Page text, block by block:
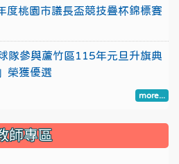
桃園市議長盃競技疊杯錦標賽
隊參與蘆竹區115年元旦升旗典
榮獲優選
more...
師專區